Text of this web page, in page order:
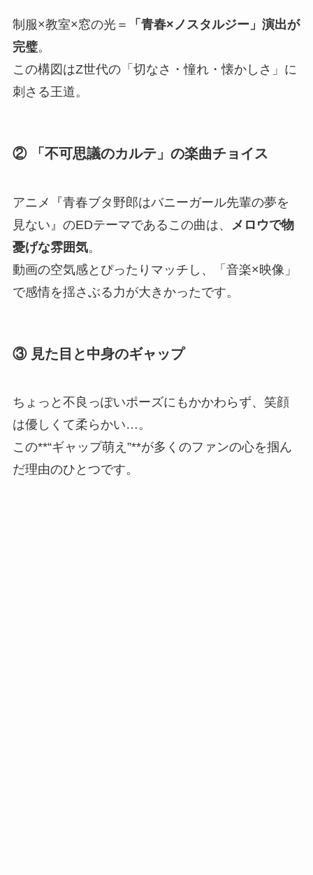
制服×教室×窓の光＝
「青春×ノスタルジー」演出が
完璧。
この構図はZ世代の「切なさ・憧れ・懐かしさ」に
刺さる王道。
② 「不可思議のカルテ」の楽曲チョイス
アニメ『青春ブタ野郎はバニーガール先輩の夢を
見ない』のEDテーマであるこの曲は、
メロウで物
憂げな雰囲気。
動画の空気感とぴったりマッチし、「音楽×映像」
で感情を揺さぶる力が大きかったです。
③ 見た目と中身のギャップ
ちょっと不良っぽいポーズにもかかわらず、笑顔
は優しくて柔らかい…。
この**“ギャップ萌え”**が多くのファンの心を掴ん
だ理由のひとつです。